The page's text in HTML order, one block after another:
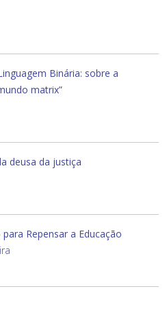
Binária: sobre a
matrix”
deusa da justiça
Repensar a Educação